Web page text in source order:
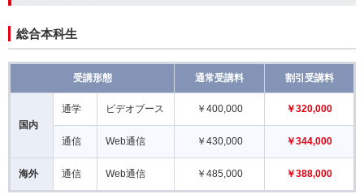
総合本科生
受講形態 通常受講料 割引受講料
国内
通学 ビデオブース ￥400,000 ￥320,000
通信 Web通信 ￥430,000 ￥344,000
海外 通信 Web通信 ￥485,000 ￥388,000